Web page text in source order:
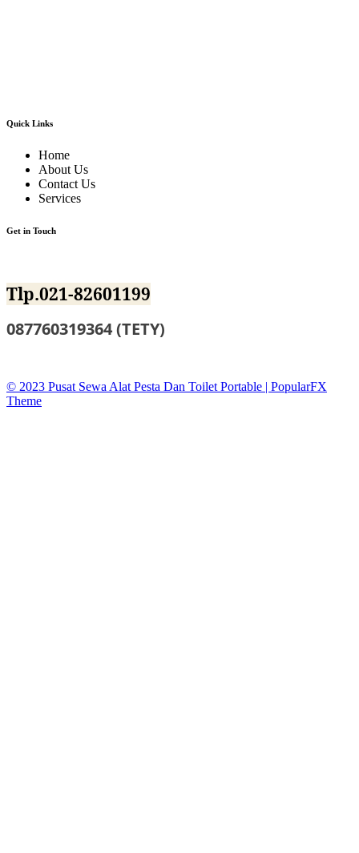
Quick Links
Home
About Us
Contact Us
Services
Get in Touch
Tlp.021-82601199
087760319364 (TETY)
© 2023 Pusat Sewa Alat Pesta Dan Toilet Portable | PopularFX
Theme